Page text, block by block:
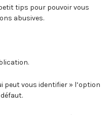
tips pour pouvoir vous
abusives.
peut vous identifier » l’option